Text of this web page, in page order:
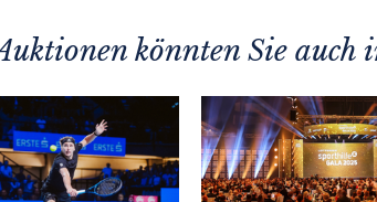
könnten Sie auch